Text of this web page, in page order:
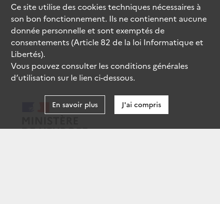
Ce site utilise descookiestechniques nécessaires à
son bon fonctionnement. Ils ne contiennent aucune
donnée personnelle et sont exemptés de
consentements (Article 82 de la loi Informatique et
Libertés).
Vous pouvez consulter les conditions générales
d’utilisation sur le lien ci-dessous.
En savoir plus J'ai compris